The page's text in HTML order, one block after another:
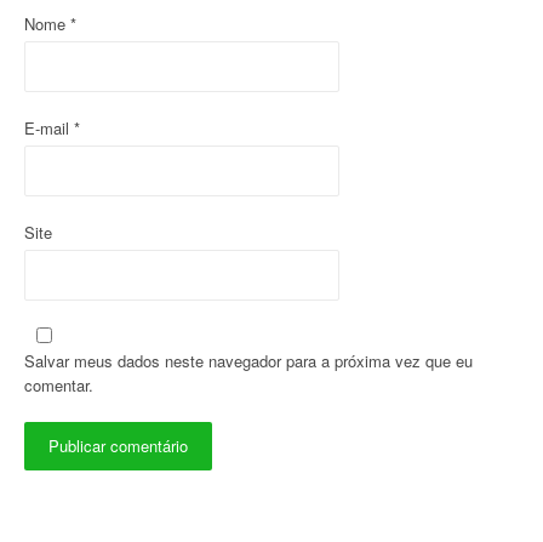
s
Nome *
E-mail *
Site
Salvar meus dados neste navegador para a próxima vez que eu
comentar.